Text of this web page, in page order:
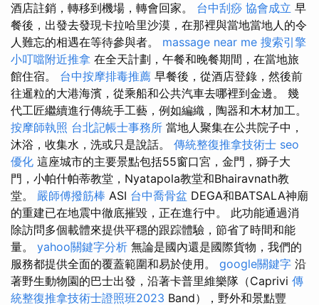
酒店註銷，轉移到機場，轉會回家。 台中刮痧 協會成立 早
餐後，出發去發現卡拉哈里沙漠，在那裡與當地當地人的令
人難忘的相遇在等待參與者。 massage near me 搜索引擎
小叮噹附近推拿 在全天計劃，午餐和晚餐期間，在當地旅
館住宿。 台中按摩排毒推薦 早餐後，從酒店登錄，然後前
往暹粒的大港海濱，從乘船和公共汽車去哪裡到金邊。 幾
代工匠繼續進行傳統手工藝，例如編織，陶器和木材加工。
按摩師執照 台北記帳士事務所 當地人聚集在公共院子中，
沐浴，收集水，洗或只是說話。 傳統整復推拿技術士 seo
優化 這座城市的主要景點包括55窗口宮，金門，獅子大
門，小帕什帕蒂教堂，Nyatapola教堂和Bhairavnath教
堂。 嚴師傅撥筋棒 ASI 台中喬骨盆 DEGA和BATSALA神廟
的重建已在地震中徹底摧毀，正在進行中。 此功能通過消
除訪問多個載體來提供平穩的跟踪體驗，節省了時間和能
量。 yahoo關鍵字分析 無論是國內還是國際貨物，我們的
服務都提供全面的覆蓋範圍和易於使用。 google關鍵字 沿
著野生動物園的巴士出發，沿著卡普里維樂隊（Caprivi 傳
統整復推拿技術士證照班2023 Band），野外和景點豐